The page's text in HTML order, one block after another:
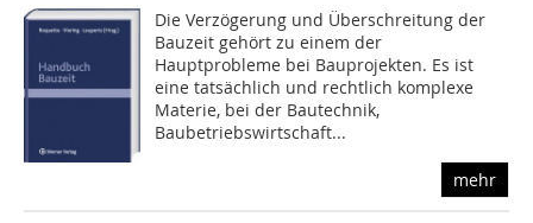
Die Verzögerung und Überschreitung der
Bauzeit gehört zu einem der
Hauptprobleme bei Bauprojekten. Es ist
eine tatsächlich und rechtlich komplexe
Materie, bei der Bautechnik,
Baubetriebswirtschaft...
mehr